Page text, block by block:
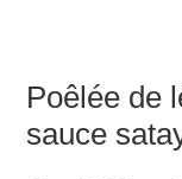
Poêlée de
sauce